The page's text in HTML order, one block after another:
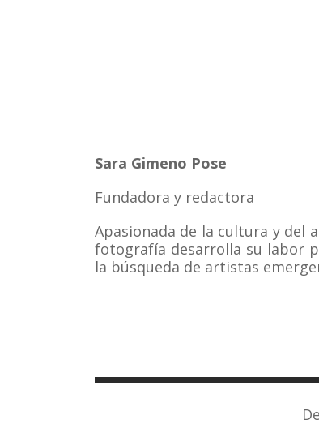
Sara Gimeno Pose
Fundadora y redactora
Apasionada de la cultura y del
fotografía desarrolla su labor
la búsqueda de artistas